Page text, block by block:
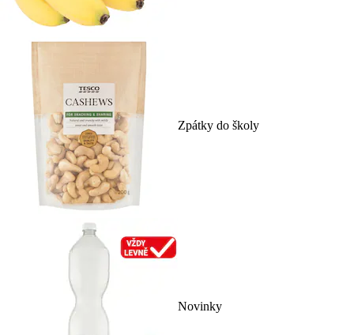
Zpátky do školy
Novinky